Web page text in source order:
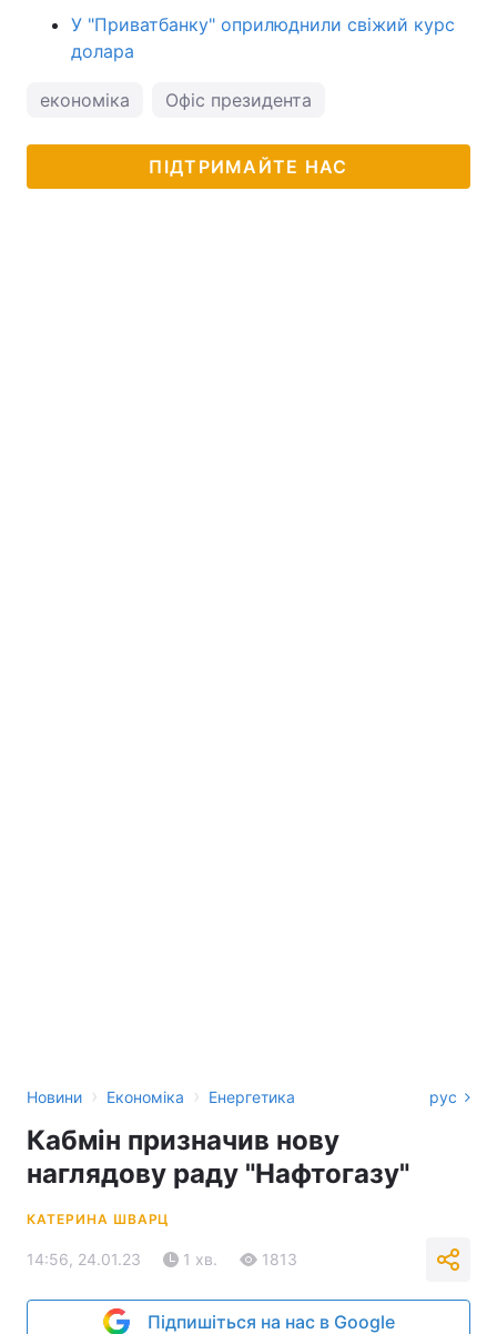
У "Приватбанку" оприлюднили свіжий курс
долара
економіка Офіс президента
ПІДТРИМАЙТЕ НАС
Новини › Економіка › Енергетика рус
Кабмін призначив нову
наглядову раду "Нафтогазу"
КАТЕРИНА ШВАРЦ
14:56, 24.01.23 1 хв. 1813
Підпишіться на нас в Google